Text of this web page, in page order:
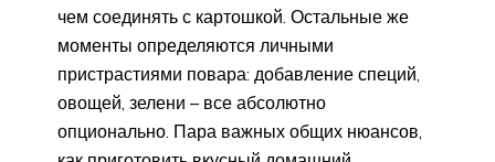
чем соединять с картошкой. Остальные же
моменты определяются личными
пристрастиями повара: добавление специй,
овощей, зелени – все абсолютно
опционально. Пара важных общих нюансов,